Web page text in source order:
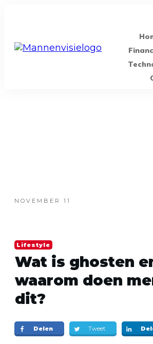
NOVEMBER 11
Lifestyle
Wat is ghosten
waarom doen
dit?
Delen Tweet